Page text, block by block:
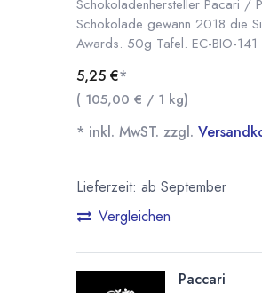
Schokoladenhersteller Pacari /
Schokolade gewann 2018 die
Awards. 50g Tafel. EC-BIO-141
5,25 €*
( 105,00 € / 1 kg)
* inkl. MwST. zzgl.
Lieferzeit: ab September
Vergleichen
Paccari